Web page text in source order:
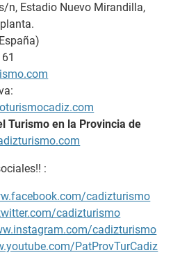
n, Estadio Nuevo Mirandilla,
Turismo en la Provincia de
:
cadizturismo
cadizturismo
cadizturismo
PatProvTurCadiz